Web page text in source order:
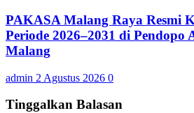
PAKASA Malang Raya Resmi
Periode 2026–2031 di Pendopo
Malang
admin 2 Agustus 2026 0
Tinggalkan Balasan